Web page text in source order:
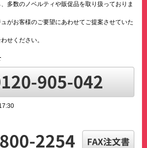
多数のノベルティや販促品を取り扱っておりま
がお客様のご要望にあわせてご提案させていた
せください。